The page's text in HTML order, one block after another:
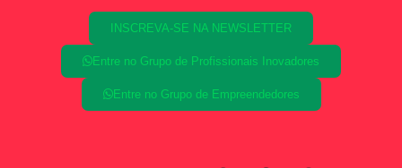
INSCREVA-SE NA NEWSLETTER
Entre no Grupo de Profissionais Inovadores
Entre no Grupo de Empreendedores